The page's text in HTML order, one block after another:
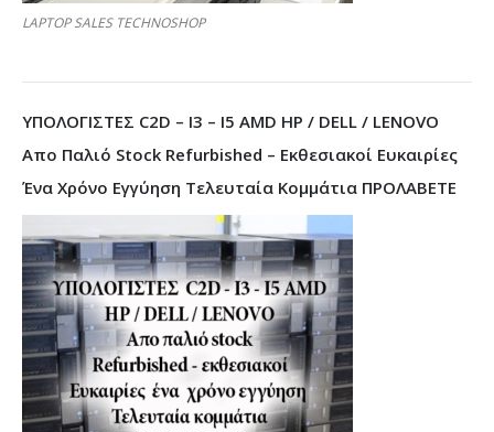
LAPTOP SALES TECHNOSHOP
ΥΠΟΛΟΓΙΣΤΕΣ C2D – I3 – I5 AMD HP / DELL / LENOVO
Απο Παλιό Stock Refurbished – Εκθεσιακοί Ευκαιρίες
Ένα Χρόνο Εγγύηση Τελευταία Κομμάτια ΠΡΟΛΑΒΕΤΕ